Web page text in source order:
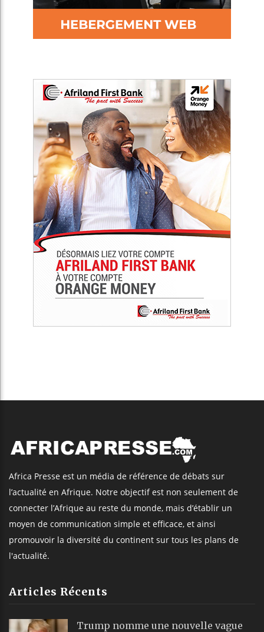
Africa Presse est un média de référence de débats sur
l’actualité en Afrique. Notre objectif est non seulement de
connecter l’Afrique au reste du monde, mais d’établir un
moyen de communication simple et efficace, et ainsi
promouvoir la diversité du continent sur tous les plans de
l'actualité.
Articles Récents
Trump nomme une nouvelle vague